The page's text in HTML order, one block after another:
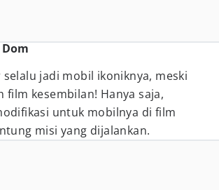
selalu jadi mobil ikoniknya, meski
film kesembilan! Hanya saja,
untuk mobilnya di film
misi yang dijalankan.